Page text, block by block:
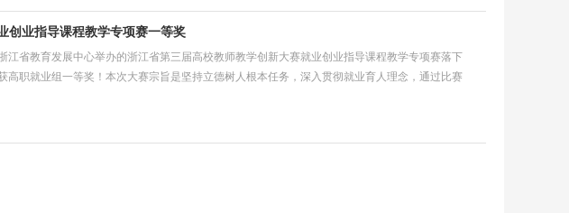
创业指导课程教学专项赛一等奖
江省教育发展中心举办的浙江省第三届高校教师教学创新大赛就业创业指导课程教学专项赛落下
高职就业组一等奖！本次大赛宗旨是坚持立德树人根本任务，深入贯彻就业育人理念，通过比赛
平台，全面展示教...